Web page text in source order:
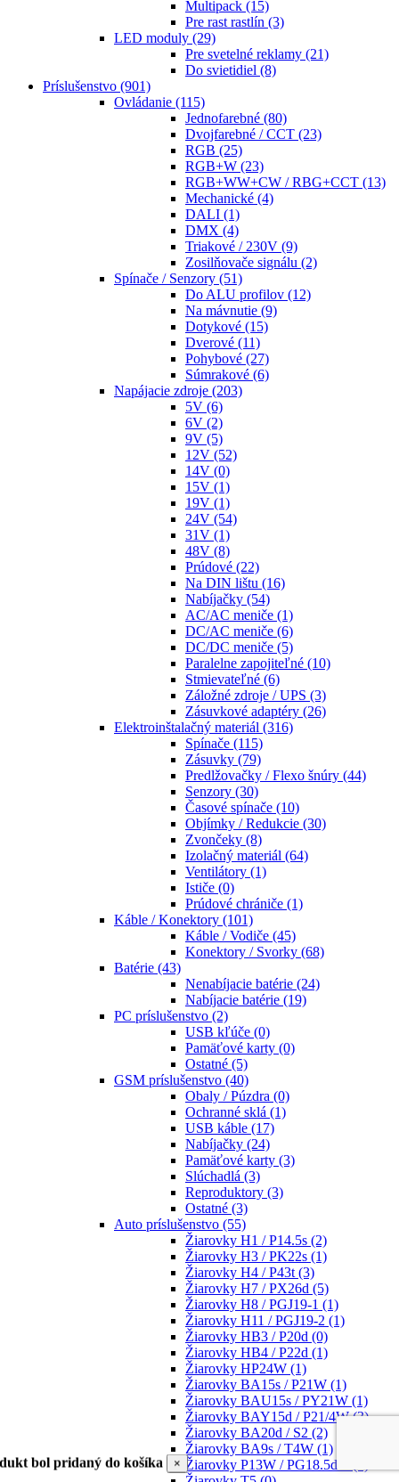
Multipack (15)
Pre rast rastlín (3)
LED moduly (29)
Pre svetelné reklamy (21)
Do svietidiel (8)
Príslušenstvo (901)
Ovládanie (115)
Jednofarebné (80)
Dvojfarebné / CCT (23)
RGB (25)
RGB+W (23)
RGB+WW+CW / RBG+CCT (13)
Mechanické (4)
DALI (1)
DMX (4)
Triakové / 230V (9)
Zosilňovače signálu (2)
Spínače / Senzory (51)
Do ALU profilov (12)
Na mávnutie (9)
Dotykové (15)
Dverové (11)
Pohybové (27)
Súmrakové (6)
Napájacie zdroje (203)
5V (6)
6V (2)
9V (5)
12V (52)
14V (0)
15V (1)
19V (1)
24V (54)
31V (1)
48V (8)
Prúdové (22)
Na DIN lištu (16)
Nabíjačky (54)
AC/AC meniče (1)
DC/AC meniče (6)
DC/DC meniče (5)
Paralelne zapojiteľné (10)
Stmievateľné (6)
Záložné zdroje / UPS (3)
Zásuvkové adaptéry (26)
Elektroinštalačný materiál (316)
Spínače (115)
Zásuvky (79)
Predlžovačky / Flexo šnúry (44)
Senzory (30)
Časové spínače (10)
Objímky / Redukcie (30)
Zvončeky (8)
Izolačný materiál (64)
Ventilátory (1)
Ističe (0)
Prúdové chrániče (1)
Káble / Konektory (101)
Káble / Vodiče (45)
Konektory / Svorky (68)
Batérie (43)
Nenabíjacie batérie (24)
Nabíjacie batérie (19)
PC príslušenstvo (2)
USB kľúče (0)
Pamäťové karty (0)
Ostatné (5)
GSM príslušenstvo (40)
Obaly / Púzdra (0)
Ochranné sklá (1)
USB káble (17)
Nabíjačky (24)
Pamäťové karty (3)
Slúchadlá (3)
Reproduktory (3)
Ostatné (3)
Auto príslušenstvo (55)
Žiarovky H1 / P14.5s (2)
Žiarovky H3 / PK22s (1)
Žiarovky H4 / P43t (3)
Žiarovky H7 / PX26d (5)
Žiarovky H8 / PGJ19-1 (1)
Žiarovky H11 / PGJ19-2 (1)
Žiarovky HB3 / P20d (0)
Žiarovky HB4 / P22d (1)
Žiarovky HP24W (1)
Žiarovky BA15s / P21W (1)
Žiarovky BAU15s / PY21W (1)
Žiarovky BAY15d / P21/4W(3)
Žiarovky BA20d / S2 (2)
Žiarovky BA9s / T4W (1)
Žiarovky P13W / PG18.5d-1
bol pridaný do košíka ×